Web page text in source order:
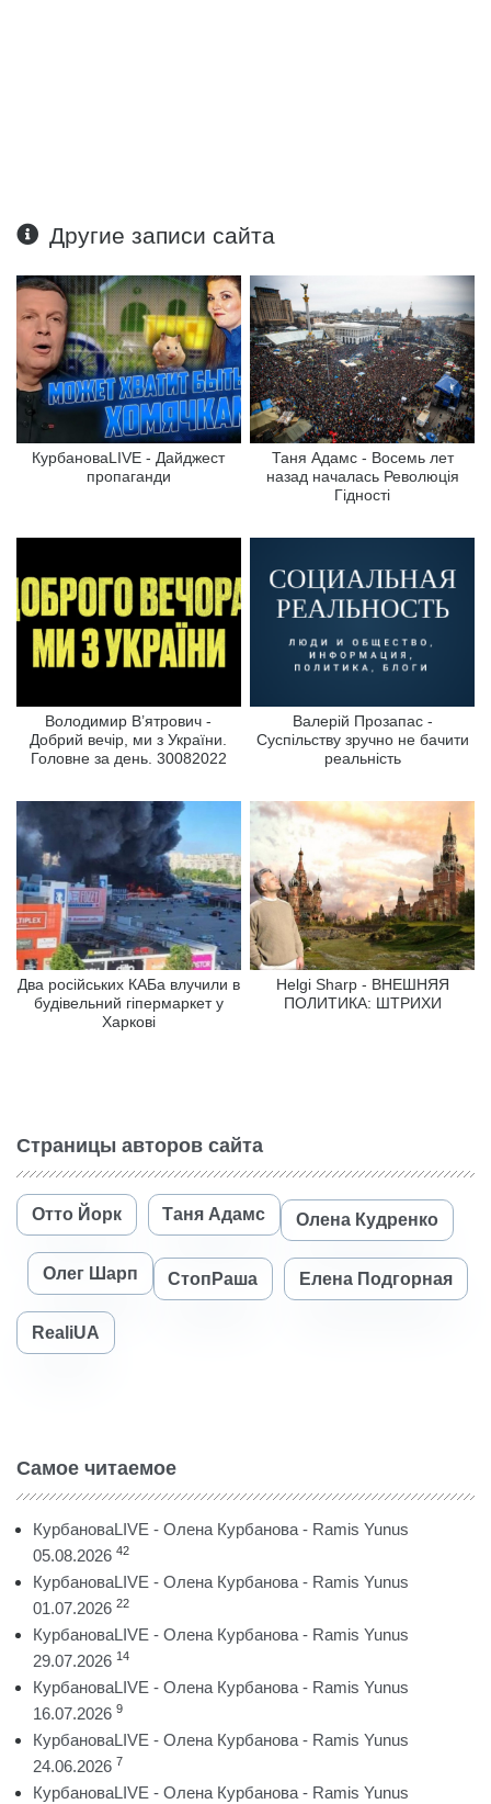
Другие записи сайта
КурбановаLIVE - Дайджест
пропаганди
Таня Адамс - Восемь лет
назад началась Революція
Гідності
Володимир В’ятрович -
Добрий вечір, ми з України.
Головне за день. 30082022
Валерій Прозапас -
Суспільству зручно не бачити
реальність
Два російських КАБа влучили в
будівельний гіпермаркет у
Харкові
Helgi Sharp - ВНЕШНЯЯ
ПОЛИТИКА: ШТРИХИ
Страницы авторов сайта
Отто Йорк Таня Адамс Олена Кудренко
Олег Шарп СтопРаша Елена Подгорная
RealiUA
Самое читаемое
КурбановаLIVE - Олена Курбанова - Ramis Yunus
05.08.2026 42
КурбановаLIVE - Олена Курбанова - Ramis Yunus
01.07.2026 22
КурбановаLIVE - Олена Курбанова - Ramis Yunus
29.07.2026 14
КурбановаLIVE - Олена Курбанова - Ramis Yunus
16.07.2026 9
КурбановаLIVE - Олена Курбанова - Ramis Yunus
24.06.2026 7
КурбановаLIVE - Олена Курбанова - Ramis Yunus